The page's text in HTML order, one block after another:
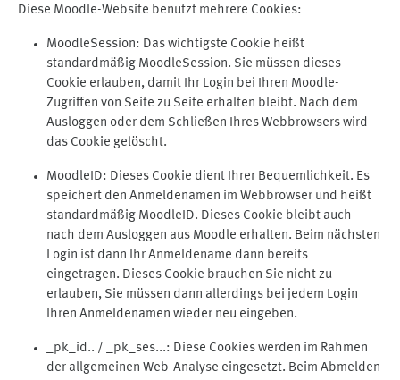
Diese Moodle-Website benutzt mehrere Cookies:
MoodleSession: Das wichtigste Cookie heißt
standardmäßig MoodleSession. Sie müssen dieses
Cookie erlauben, damit Ihr Login bei Ihren Moodle-
Zugriffen von Seite zu Seite erhalten bleibt. Nach dem
Ausloggen oder dem Schließen Ihres Webbrowsers wird
das Cookie gelöscht.
MoodleID: Dieses Cookie dient Ihrer Bequemlichkeit. Es
speichert den Anmeldenamen im Webbrowser und heißt
standardmäßig MoodleID. Dieses Cookie bleibt auch
nach dem Ausloggen aus Moodle erhalten. Beim nächsten
Login ist dann Ihr Anmeldename dann bereits
eingetragen. Dieses Cookie brauchen Sie nicht zu
erlauben, Sie müssen dann allerdings bei jedem Login
Ihren Anmeldenamen wieder neu eingeben.
_pk_id.. / _pk_ses...: Diese Cookies werden im Rahmen
der allgemeinen Web-Analyse eingesetzt. Beim Abmelden